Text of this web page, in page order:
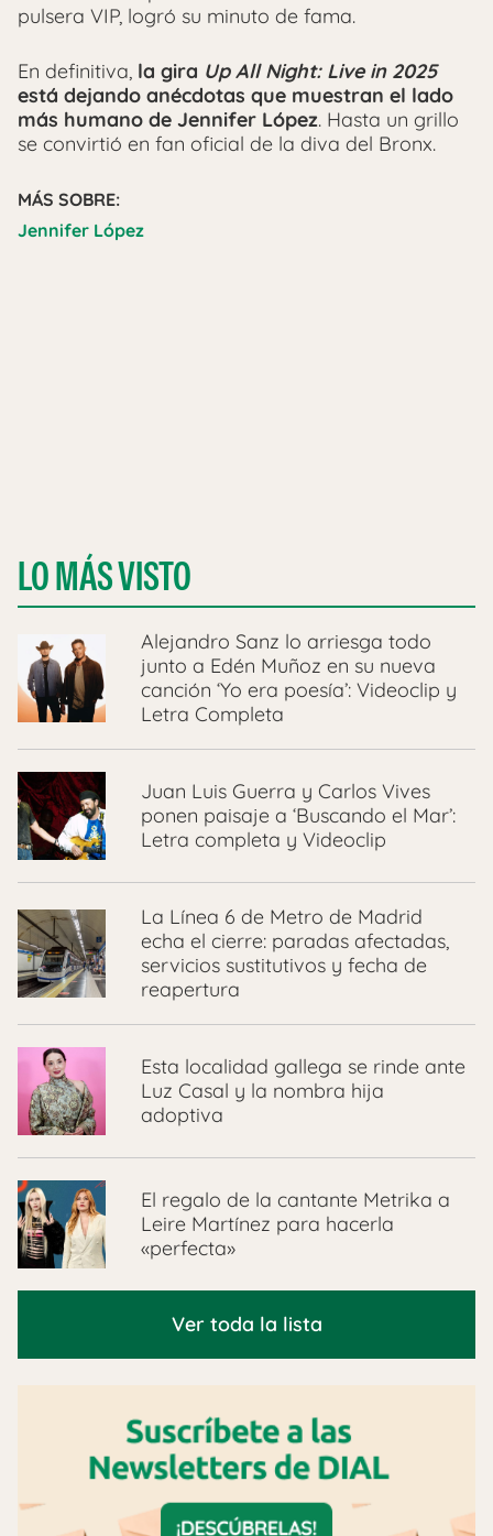
pulsera VIP, logró su minuto de fama.
En definitiva, la gira Up All Night: Live in 2025
está dejando anécdotas que muestran el lado
más humano de Jennifer López. Hasta un grillo
se convirtió en fan oficial de la diva del Bronx.
MÁS SOBRE:
Jennifer López
LO MÁS VISTO
Alejandro Sanz lo arriesga todo
junto a Edén Muñoz en su nueva
canción ‘Yo era poesía’: Videoclip y
Letra Completa
Juan Luis Guerra y Carlos Vives
ponen paisaje a ‘Buscando el Mar’:
Letra completa y Videoclip
La Línea 6 de Metro de Madrid
echa el cierre: paradas afectadas,
servicios sustitutivos y fecha de
reapertura
Esta localidad gallega se rinde ante
Luz Casal y la nombra hija
adoptiva
El regalo de la cantante Metrika a
Leire Martínez para hacerla
«perfecta»
Ver toda la lista